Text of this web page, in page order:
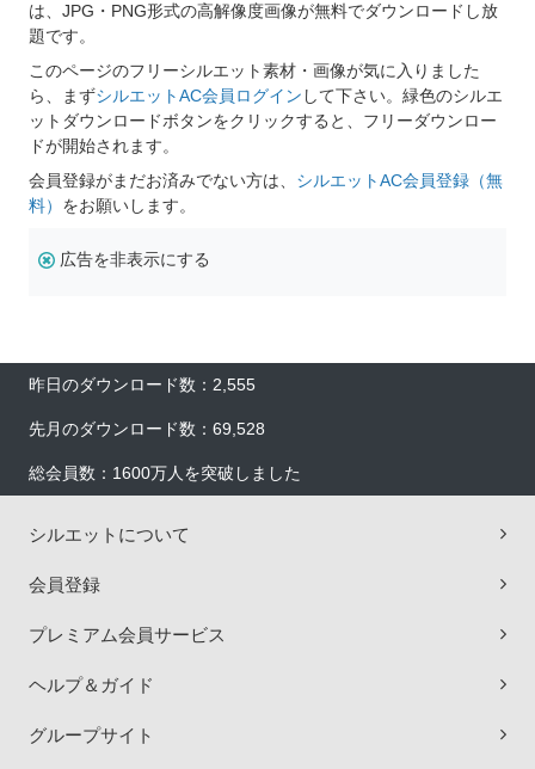
は、JPG・PNG形式の高解像度画像が無料でダウンロードし放
題です。
このページのフリーシルエット素材・画像が気に入りました
ら、まずシルエットAC会員ログイン して下さい。緑色のシルエ
ットダウンロードボタンをクリックすると、フリーダウンロー
ドが開始されます。
会員登録がまだお済みでない方は、 シルエットAC会員登録（無
料） をお願いします。
広告を非表示にする
昨日のダウンロード数：2,555
先月のダウンロード数：69,528
総会員数：1600万人を突破しました
シルエットについて
会員登録
プレミアム会員サービス
ヘルプ＆ガイド
グループサイト